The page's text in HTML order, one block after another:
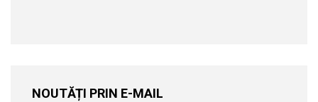
NOUTĂȚI PRIN E-MAIL